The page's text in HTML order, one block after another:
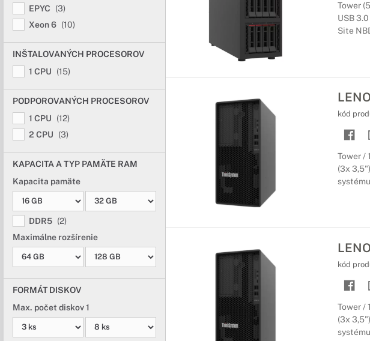
EPYC
(3)
Xeon 6 (10)
INŠTALOVANÝCH PROCESOROV
1 CPU
(15)
PODPOROVANÝCH PROCESOROV
1 CPU
(12)
2 CPU
(3)
KAPACITA A TYP PAMÄTE RAM
Kapacita pamäte
DDR5 (2)
Maximálne rozšírenie
FORMÁT DISKOV
Max. počet diskov 1
Tower
USB
Site
kód
Tower /
(3x
kód
Tower /
(3x